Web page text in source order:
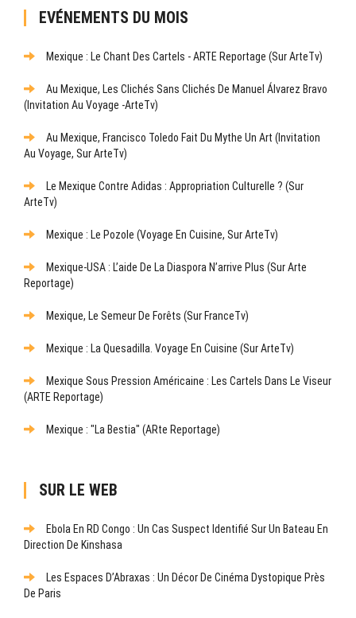
EVÉNEMENTS DU MOIS
Mexique : Le Chant Des Cartels - ARTE Reportage (sur ArteTv)
Au Mexique, Les Clichés Sans Clichés De Manuel Álvarez Bravo
(Invitation Au Voyage -ArteTv)
Au Mexique, Francisco Toledo Fait Du Mythe Un Art (Invitation
Au Voyage, Sur ArteTv)
Le Mexique Contre Adidas : Appropriation Culturelle ? (sur
ArteTv)
Mexique : Le Pozole (Voyage En Cuisine, Sur ArteTv)
Mexique-USA : L’aide De La Diaspora N’arrive Plus (sur Arte
Reportage)
Mexique, Le Semeur De Forêts (sur FranceTv)
Mexique : La Quesadilla. Voyage En Cuisine (sur ArteTv)
Mexique Sous Pression Américaine : Les Cartels Dans Le Viseur
(ARTE Reportage)
Mexique : "La Bestia" (ARte Reportage)
SUR LE WEB
Ebola En RD Congo : Un Cas Suspect Identifié Sur Un Bateau En
Direction De Kinshasa
Les Espaces D’Abraxas : Un Décor De Cinéma Dystopique Près
De Paris